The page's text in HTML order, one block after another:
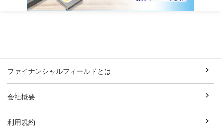
ファイナンシャルフィールドとは
会社概要
利用規約